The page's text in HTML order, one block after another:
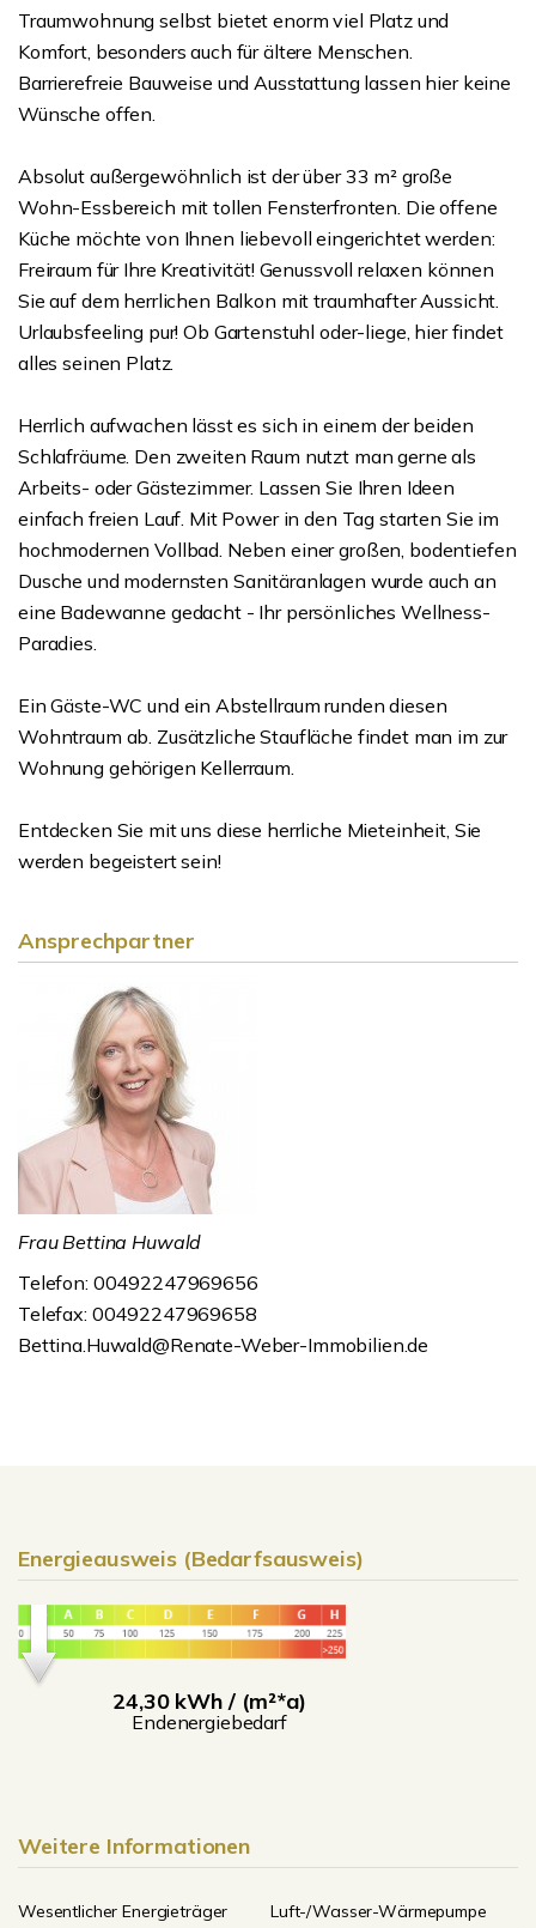
Traumwohnung selbst bietet enorm viel Platz und
Komfort, besonders auch für ältere Menschen.
Barrierefreie Bauweise und Ausstattung lassen hier keine
Wünsche offen.
Absolut außergewöhnlich ist der über 33 m² große
Wohn-Essbereich mit tollen Fensterfronten. Die offene
Küche möchte von Ihnen liebevoll eingerichtet werden:
Freiraum für Ihre Kreativität! Genussvoll relaxen können
Sie auf dem herrlichen Balkon mit traumhafter Aussicht.
Urlaubsfeeling pur! Ob Gartenstuhl oder-liege, hier findet
alles seinen Platz.
Herrlich aufwachen lässt es sich in einem der beiden
Schlafräume. Den zweiten Raum nutzt man gerne als
Arbeits- oder Gästezimmer. Lassen Sie Ihren Ideen
einfach freien Lauf. Mit Power in den Tag starten Sie im
hochmodernen Vollbad. Neben einer großen, bodentiefen
Dusche und modernsten Sanitäranlagen wurde auch an
eine Badewanne gedacht - Ihr persönliches Wellness-
Paradies.
Ein Gäste-WC und ein Abstellraum runden diesen
Wohntraum ab. Zusätzliche Staufläche findet man im zur
Wohnung gehörigen Kellerraum.
Entdecken Sie mit uns diese herrliche Mieteinheit, Sie
werden begeistert sein!
Ansprechpartner
Frau Bettina Huwald
Telefon: 00492247969656
Telefax: 00492247969658
Bettina.Huwald@Renate-Weber-Immobilien.de
Energieausweis (Bedarfsausweis)
24,30 kWh / (m²*a)
Endenergiebedarf
Weitere Informationen
Wesentlicher Energieträger
Luft-/Wasser-Wärmepumpe